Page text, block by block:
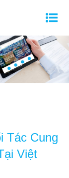
Tác Cung
Việt